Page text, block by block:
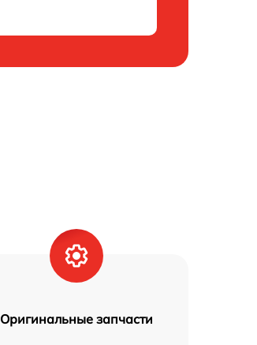
Оригинальные запчасти